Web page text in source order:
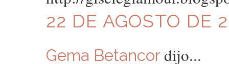
22 DE AGOSTO DE
Gema Betancor dijo...